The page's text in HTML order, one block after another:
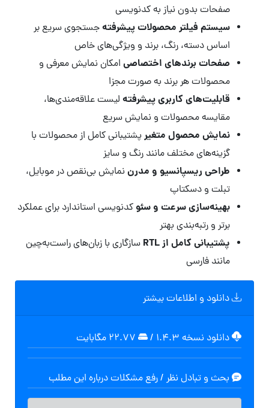
صفحات بدون نیاز به کدنویسی
سیستم فیلتر محصولات پیشرفتهجستجوی سریع بر
اساس دسته، رنگ، برند و ویژگی‌های خاص
صفحات برندهای اختصاصی امکان نمایش معرفی و
محصولات هر برند به صورت مجزا
قابلیت‌های کاربری پیشرفته لیست علاقه‌مندی‌ها،
مقایسه محصولات و نمایش سریع
نمایش محصول متغیرپشتیبانی کامل از محصولات با
گزینه‌های مختلف مانند رنگ و سایز
طراحی ریسپانسیو و مدرن نمایش بی‌نقص در موبایل،
تبلت و دسکتاپ
بهینه‌سازی سرعت و سئو کدنویسی استاندارد برای عملکرد
برتر و رتبه‌بندی بهتر
پشتیبانی کامل از RTL
سازگاری با زبان‌های راست‌به‌چین
مانند فارسی
دانلود و اطلاعات بیشتر
دانلود نسخه ۱.۴.۳ /
بحث و تبادل نظر / رفع مشکلات درباره این مطلب